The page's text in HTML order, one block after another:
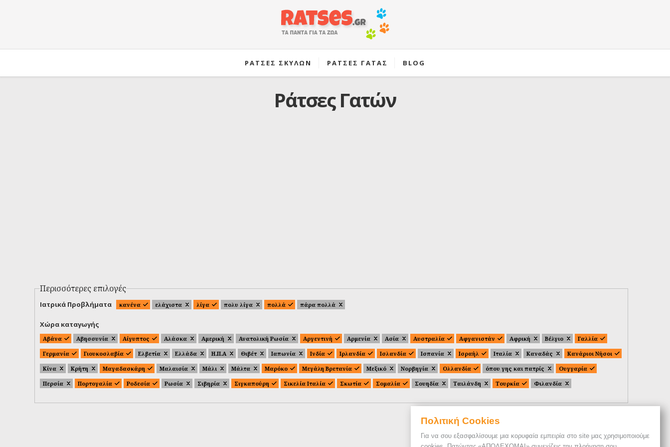
Πολιτική Cookies
Για να σου εξασφαλίσουμε μια κορυφαία εμπειρία στο site μας χρησιμοποιούμε
ΡΑΤΣΕΣ ΣΚΥΛΩΝ ΡΑΤΣΕΣ ΓΑΤΑΣ BLOG
Ράτσες Γατών
Περισσότερες επιλογές
Ιατρικά Προβλήματα κανένα ελάχιστα λίγα πολυ λίγα πολλά πάρα πολλά
Χώρα καταγωγής
Αβάνα Αβησσυνία Αίγυπτος Αλάσκα Αμερική Ανατολική Ρωσία Αργεντινή Αρμενία Ασία Αυστραλία Αφγανιστάν Αφρική Βέλγιο
Γαλλία
Γερμανία
Γιουκοσλαβία Ελβετία Ελλάδα Η.Π.Α Θιβέτ Ιαπωνία Ινδία Ιρλανδία Ισλανδία Ισπανία Ισραήλ Ιταλία Καναδάς
Κανάριοι Νήσοι
Κίνα
Κρήτη Μαγαδασκάρη Μαλαισία Μάλι Μάλτα Μαρόκο Μεγάλη Βρετανία Μεξικό Νορβηγία Ολλανδία όπου γης και πατρίς
Ουγγαρία
Περσία
Πορτογαλία Ροδεσία Ρωσία Σιβηρία Σιγκαπούρη Σικελία Ιταλία Σκωτία Σομαλία Σουηδία Ταιλάνδη Τουρκία Φιλανδία